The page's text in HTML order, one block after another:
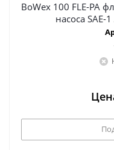
BoWex 100 FLE-PA
насоса